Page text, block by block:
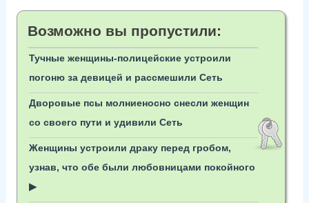
Возможно вы пропустили:
Тучные женщины-полицейские устроили
погоню за девицей и рассмешили Сеть
Дворовые псы молниеносно снесли женщин
со своего пути и удивили Сеть
Женщины устроили драку перед гробом,
узнав, что обе были любовницами покойного
▶